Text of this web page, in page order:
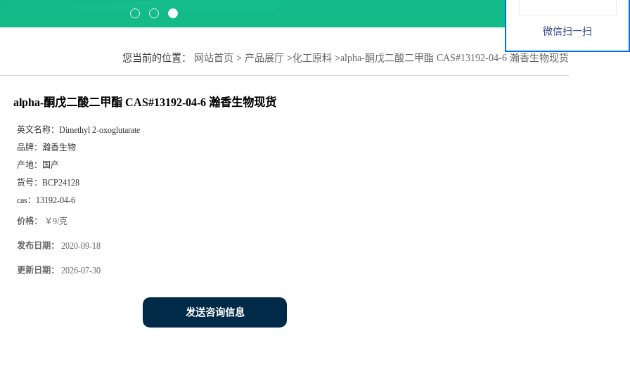
您当前的位置： 网站首页 > 产品展厅 >化工原料 >alpha-酮戊二酸二甲酯 CAS#13192-04-6 瀚香生物现货
alpha-酮戊二酸二甲酯 CAS#13192-04-6 瀚香生物现货
英文名称： Dimethyl 2-oxoglutarate
品牌： 瀚香生物
产地：
国产
货号： BCP24128
cas： 13192-04-6
价格： ￥9/克
发布日期： 2020-09-18
更新日期： 2026-07-30
发送咨询信息
微信扫一扫